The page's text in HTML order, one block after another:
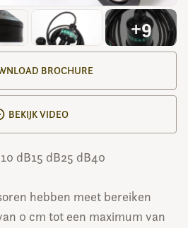
+9
BROCHURE
BEKIJK VIDEO
dB15 dB25 dB40
hebben meet bereiken
0 cm tot een maximum van